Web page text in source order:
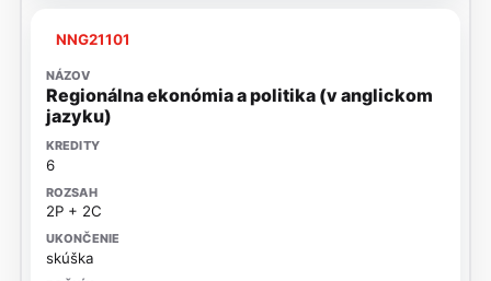
NNG21101
Regionálna ekonómia a politika (v anglickom
jazyku)
6
2P + 2C
skúška